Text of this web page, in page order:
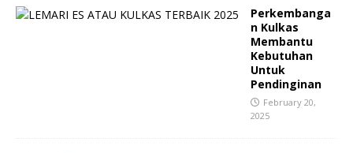
Perkembanga
n Kulkas
Membantu
Kebutuhan
Untuk
Pendinginan
February 20,
2025